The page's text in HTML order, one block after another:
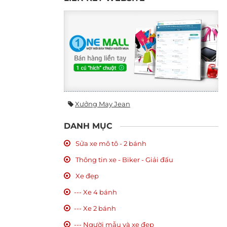
Xưởng May Jean
DANH MỤC
Sửa xe mô tô - 2 bánh
Thông tin xe - Biker - Giải đấu
Xe đẹp
--- Xe 4 bánh
--- Xe 2 bánh
--- Người mẫu và xe đẹp